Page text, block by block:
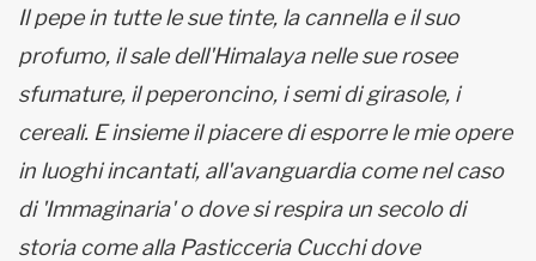
Il pepe in tutte le sue tinte, la cannella e il suo
profumo, il sale dell'Himalaya nelle sue rosee
sfumature, il peperoncino, i semi di girasole, i
cereali. E insieme il piacere di esporre le mie opere
in luoghi incantati, all'avanguardia come nel caso
di 'Immaginaria' o dove si respira un secolo di
storia come alla Pasticceria Cucchi dove